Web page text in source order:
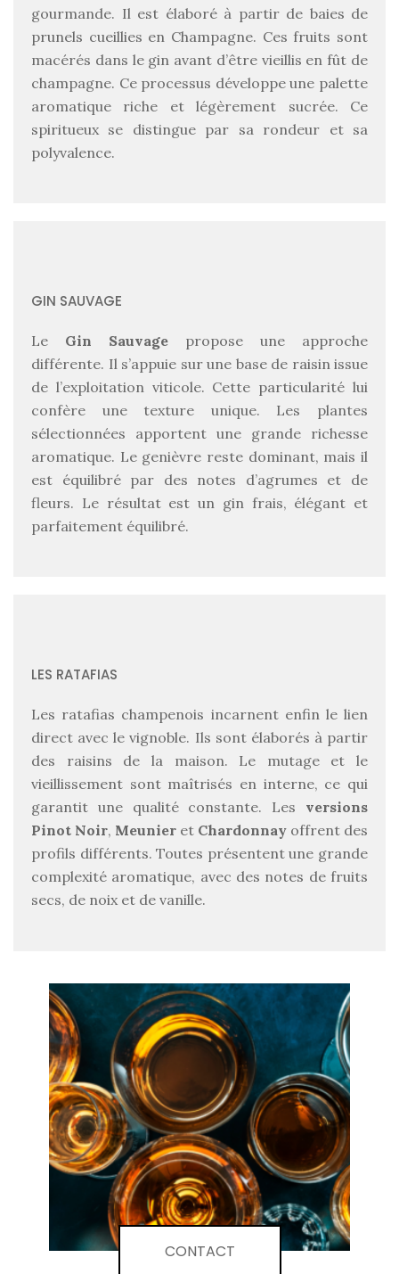
gourmande. Il est élaboré à partir de baies de
prunels cueillies en Champagne. Ces fruits sont
macérés dans le gin avant d’être vieillis en fût de
champagne. Ce processus développe une palette
aromatique riche et légèrement sucrée. Ce
spiritueux se distingue par sa rondeur et sa
polyvalence.
GIN SAUVAGE
Le Gin Sauvage propose une approche
différente. Il s’appuie sur une base de raisin issue
de l’exploitation viticole. Cette particularité lui
confère une texture unique. Les plantes
sélectionnées apportent une grande richesse
aromatique. Le genièvre reste dominant, mais il
est équilibré par des notes d’agrumes et de
fleurs. Le résultat est un gin frais, élégant et
parfaitement équilibré.
LES RATAFIAS
Les ratafias champenois incarnent enfin le lien
direct avec le vignoble. Ils sont élaborés à partir
des raisins de la maison. Le mutage et le
vieillissement sont maîtrisés en interne, ce qui
garantit une qualité constante. Les versions
Pinot Noir, Meunier et Chardonnay offrent des
profils différents. Toutes présentent une grande
complexité aromatique, avec des notes de fruits
secs, de noix et de vanille.
CONTACT